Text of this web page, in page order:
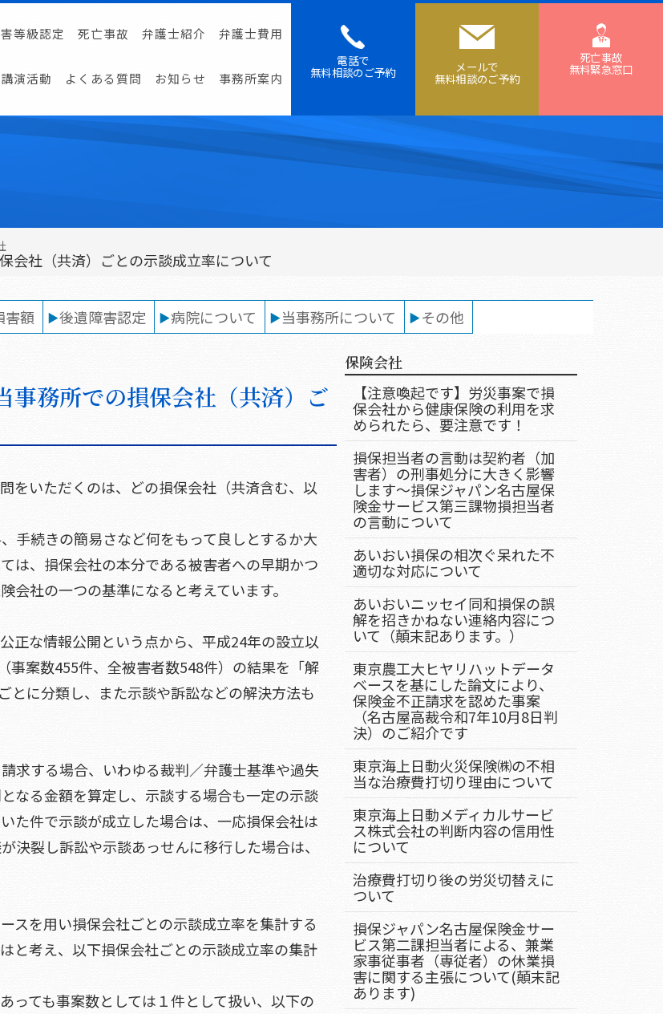
等級認定 死亡事故 弁護士紹介 弁護士費用
演活動 よくある質問 お知らせ 事務所案内
電話で
無料相談の ご予約 メールで
無料相談のご予約
死亡事故
無料緊急窓口
会社（共済）ごとの示談成立率について
害額 後遺障害認定 病院について 当事務所について その他
事務所での損保会社（共済）ご
をいただくのは、どの損保会社（共済含む、以
手続きの簡易さなど何をもって良しとするか大
は、損保会社の本分である被害者への早期かつ
社の一つの基準になると考えています。
正な情報公開という点から、平成24年の設立以
事案数455件、全被害者数548件）の結果を「解
とに分類し、また示談や訴訟などの解決方法も
求する場合、いわゆる裁判／弁護士基準や過失
なる金額を算定し、示談する場合も一定の示談
た件で示談が成立した場合は、一応損保会社は
決裂し訴訟や示談あっせんに移行した場合は、
スを用い損保会社ごとの示談成立率を集計する
と考え、以下損保会社ごとの示談成立率の集計
っても事案数としては１件として扱い、以下の
保険会社
【注意喚起です】労災事案で損
保会社から健康保険の利用を求
められたら、要注意です！
損保担当者の言動は契約者（加
害者）の刑事処分に大きく影響
します～損保ジャパン名古屋保
険金サービス第三課物損担当者
の言動について
あいおい損保の相次ぐ呆れた不
適切な対応について
あいおいニッセイ同和損保の誤
解を招きかねない連絡内容につ
いて（顛末記あります。）
東京農工大ヒヤリハットデータ
ベースを基にした論文により、
保険金不正請求を認めた事案
（名古屋高裁令和7年10月8日判
決）のご紹介です
東京海上日動火災保険㈱の不相
当な治療費打切り理由について
東京海上日動メディカルサービ
ス株式会社の判断内容の信用性
について
治療費打切り後の労災切替えに
ついて
損保ジャパン名古屋保険金サー
ビス第二課担当者による、兼業
家事従事者（専従者）の休業損
害に関する主張について(顛末記
あります)